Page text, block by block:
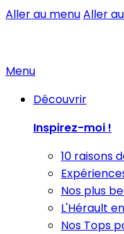
Aller au menuAller
Menu
Découvrir
Inspirez-moi !
10 raisons
Nos plus
L'Hérault
Nos Tops